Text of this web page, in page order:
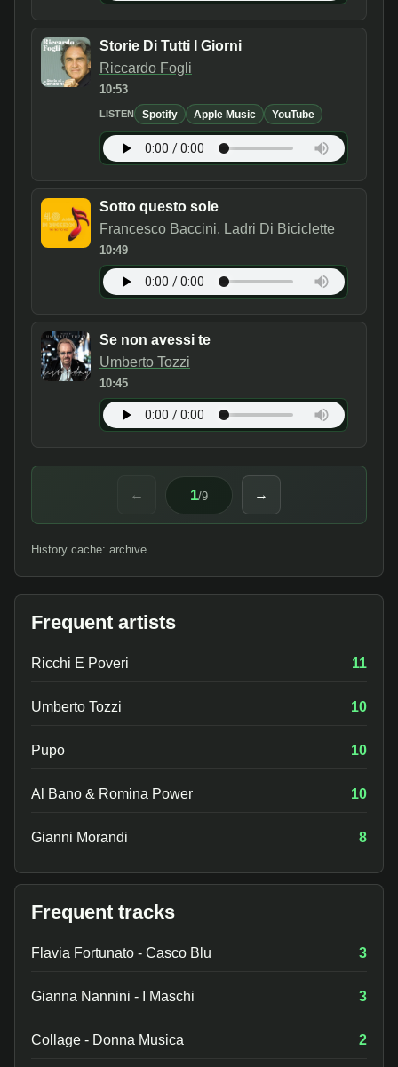
Storie Di Tutti I Giorni
Riccardo Fogli
10:53
LISTEN Spotify Apple Music YouTube
Sotto questo sole
Francesco Baccini, Ladri Di Biciclette
10:49
Se non avessi te
Umberto Tozzi
10:45
← 1/9 →
History cache: archive
Frequent artists
Ricchi E Poveri 11
Umberto Tozzi 10
Pupo 10
Al Bano & Romina Power 10
Gianni Morandi 8
Frequent tracks
Flavia Fortunato - Casco Blu 3
Gianna Nannini - I Maschi 3
Collage - Donna Musica 2